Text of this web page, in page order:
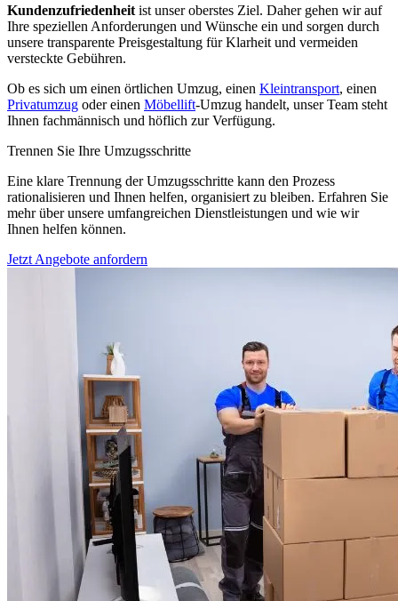
Kundenzufriedenheit ist unser oberstes Ziel. Daher gehen wir auf
Ihre speziellen Anforderungen und Wünsche ein und sorgen durch
unsere transparente Preisgestaltung für Klarheit und vermeiden
versteckte Gebühren.
Ob es sich um einen örtlichen Umzug, einen Kleintransport, einen
Privatumzug oder einen Möbellift-Umzug handelt, unser Team steht
Ihnen fachmännisch und höflich zur Verfügung.
Trennen Sie Ihre Umzugsschritte
Eine klare Trennung der Umzugsschritte kann den Prozess
rationalisieren und Ihnen helfen, organisiert zu bleiben. Erfahren Sie
mehr über unsere umfangreichen Dienstleistungen und wie wir
Ihnen helfen können.
Jetzt Angebote anfordern